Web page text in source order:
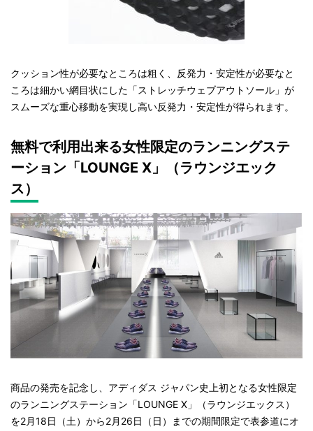
クッション性が必要なところは粗く、反発力・安定性が必要なと
ころは細かい網目状にした「ストレッチウェブアウトソール」が
スムーズな重心移動を実現し高い反発力・安定性が得られます。
無料で利用出来る女性限定のランニングステ
ーション「LOUNGE X」（ラウンジエック
ス）
商品の発売を記念し、アディダス ジャパン史上初となる女性限定
のランニングステーション「LOUNGE X」（ラウンジエックス）
を2月18日（土）から2月26日（日）までの期間限定で表参道にオ